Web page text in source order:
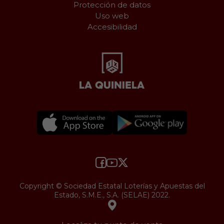
Protección de datos
Uso web
Accesibilidad
Copyright © Sociedad Estatal Loterías y Apuestas del
Estado, S.M.E., S.A. (SELAE) 2022.